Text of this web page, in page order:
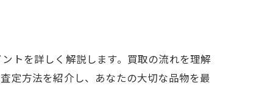
トを詳しく解説します。買取の流れを理解
定方法を紹介し、あなたの大切な品物を最